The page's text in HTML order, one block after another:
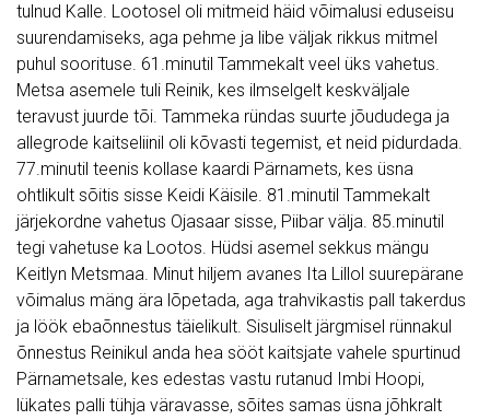
tulnud Kalle. Lootosel oli mitmeid häid võimalusi eduseisu
suurendamiseks, aga pehme ja libe väljak rikkus mitmel
puhul soorituse. 61.minutil Tammekalt veel üks vahetus.
Metsa asemele tuli Reinik, kes ilmselgelt keskväljale
teravust juurde tõi. Tammeka ründas suurte jõududega ja
allegrode kaitseliinil oli kõvasti tegemist, et neid pidurdada.
77.minutil teenis kollase kaardi Pärnamets, kes üsna
ohtlikult sõitis sisse Keidi Käisile. 81.minutil Tammekalt
järjekordne vahetus Ojasaar sisse, Piibar välja. 85.minutil
tegi vahetuse ka Lootos. Hüdsi asemel sekkus mängu
Keitlyn Metsmaa. Minut hiljem avanes Ita Lillol suurepärane
võimalus mäng ära lõpetada, aga trahvikastis pall takerdus
ja löök ebaõnnestus täielikult. Sisuliselt järgmisel rünnakul
õnnestus Reinikul anda hea sööt kaitsjate vahele spurtinud
Pärnametsale, kes edestas vastu rutanud Imbi Hoopi,
lükates palli tühja väravasse, sõites samas üsna jõhkralt